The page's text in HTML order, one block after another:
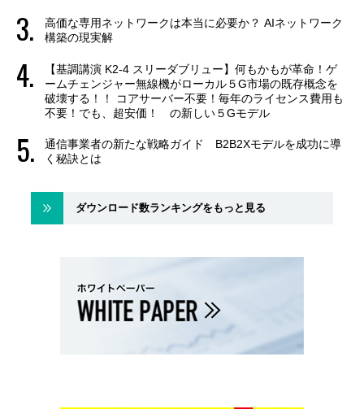
高価な専用ネットワークは本当に必要か？ AIネットワーク
構築の現実解
【基調講演 K2-4 スリーダブリュー】何もかもが革命！ゲ
ームチェンジャー無線機がローカル５G市場の既存概念を
破壊する！！ コアサーバー不要！毎年のライセンス費用も
不要！でも、超安価！ の新しい５Gモデル
通信事業者の新たな戦略ガイド B2B2Xモデルを成功に導
く秘訣とは
ダウンロード数ランキングをもっと見る